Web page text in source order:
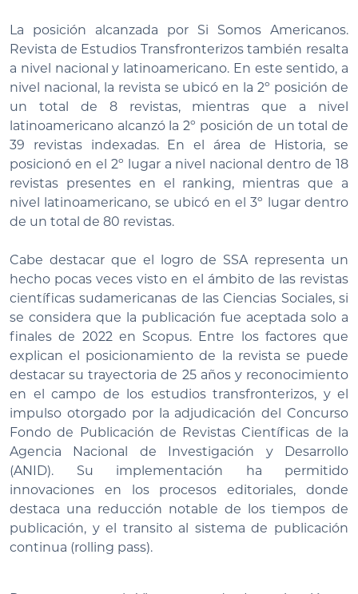
La posición alcanzada por Si Somos Americanos.
Revista de Estudios Transfronterizos también resalta
a nivel nacional y latinoamericano. En este sentido, a
nivel nacional, la revista se ubicó en la 2º posición de
un total de 8 revistas, mientras que a nivel
latinoamericano alcanzó la 2º posición de un total de
39 revistas indexadas. En el área de Historia, se
posicionó en el 2º lugar a nivel nacional dentro de 18
revistas presentes en el ranking, mientras que a
nivel latinoamericano, se ubicó en el 3º lugar dentro
de un total de 80 revistas.
Cabe destacar que el logro de SSA representa un
hecho pocas veces visto en el ámbito de las revistas
científicas sudamericanas de las Ciencias Sociales, si
se considera que la publicación fue aceptada solo a
finales de 2022 en Scopus. Entre los factores que
explican el posicionamiento de la revista se puede
destacar su trayectoria de 25 años y reconocimiento
en el campo de los estudios transfronterizos, y el
impulso otorgado por la adjudicación del Concurso
Fondo de Publicación de Revistas Científicas de la
Agencia Nacional de Investigación y Desarrollo
(ANID). Su implementación ha permitido
innovaciones en los procesos editoriales, donde
destaca una reducción notable de los tiempos de
publicación, y el transito al sistema de publicación
continua (rolling pass).